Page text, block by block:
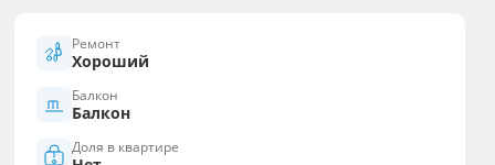
Ремонт
Хороший
Балкон
Балкон
Доля в квартире